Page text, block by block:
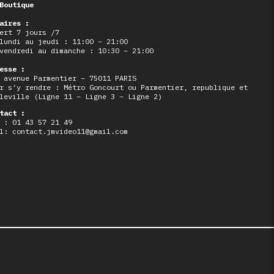
:
7 jours /7
lundi au jeudi : 11:00 – 21:00
au dimanche : 10:30 – 21:00
:
avenue Parmentier – 75011 PARIS
s’y rendre : Métro Goncourt ou Parmentier, republique et
(Ligne 11 – Ligne 3 – Ligne 2)
:
: 01 43 57 21 49
contact.jmvideo11@gmail.com